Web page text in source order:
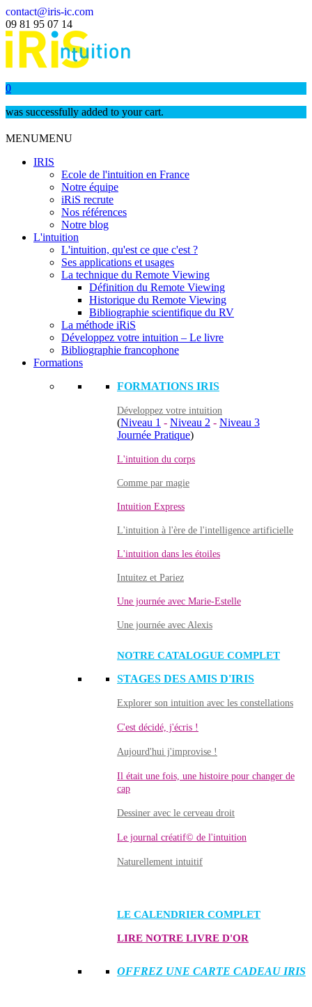
contact@iris-ic.com
09 81 95 07 14
0
was successfully added to your cart.
MENUMENU
IRIS
Ecole de l'intuition en France
Notre équipe
iRiS recrute
Nos références
Notre blog
L'intuition
L'intuition, qu'est ce que c'est ?
Ses applications et usages
La technique du Remote Viewing
Définition du Remote Viewing
Historique du Remote Viewing
Bibliographie scientifique du RV
La méthode iRiS
Développez votre intuition – Le livre
Bibliographie francophone
Formations
FORMATIONS IRIS
Développez votre intuition
(Niveau 1 - Niveau 2 - Niveau 3
Journée Pratique)
L'intuition du corps
Comme par magie
Intuition Express
L'intuition à l'ère de l'intelligence artificielle
L'intuition dans les étoiles
Intuitez et Pariez
Une journée avec Marie-Estelle
Une journée avec Alexis
NOTRE CATALOGUE COMPLET
STAGES DES AMIS D'IRIS
Explorer son intuition avec les constellations
C'est décidé, j'écris !
Aujourd'hui j'improvise !
Il était une fois, une histoire pour changer de
cap
Dessiner avec le cerveau droit
Le journal créatif© de l'intuition
Naturellement intuitif
LE CALENDRIER COMPLET
LIRE NOTRE LIVRE D'OR
OFFREZ UNE CARTE CADEAU IRIS